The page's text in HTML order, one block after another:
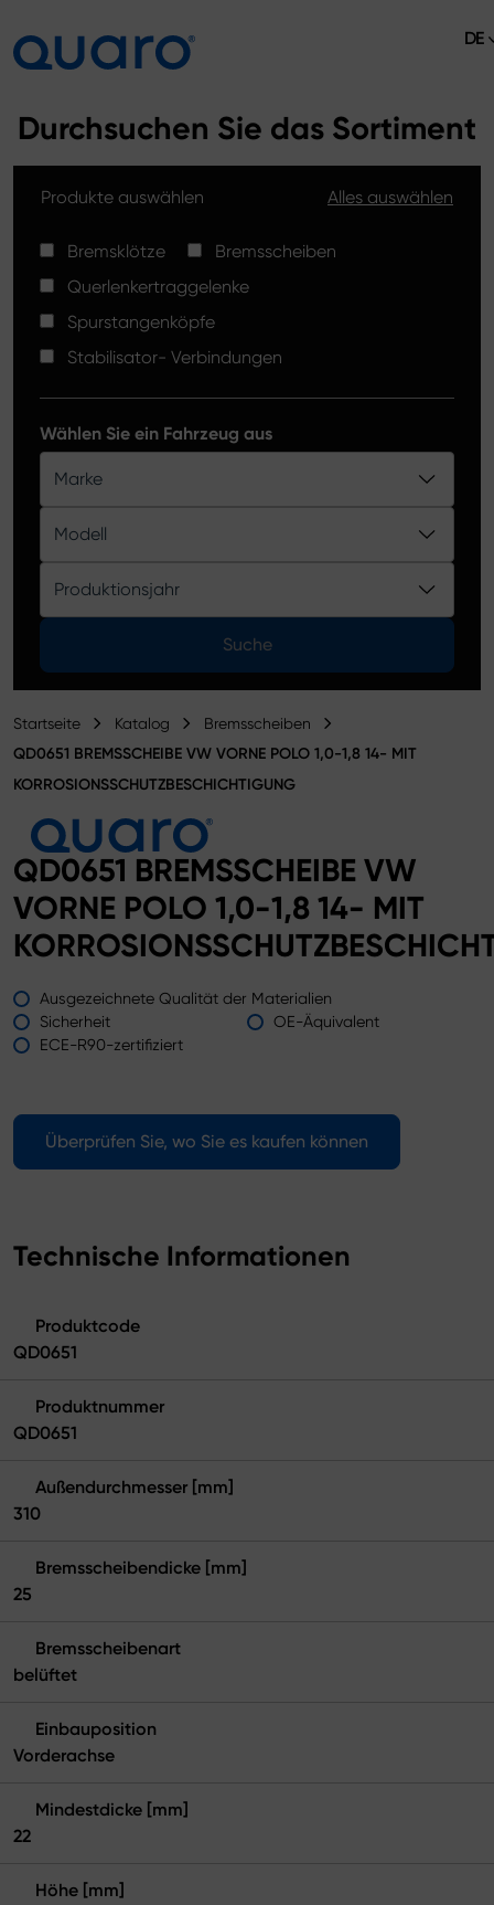
Bremsklötze
Bremsscheiben High Carbon
Spurstangenköpfe
Bremsklötze Silver Ceramic
Produktkatalog
Aktuelles
Verkaufsstellen
Kontakt
DE
Durchsuchen Sie das Sortiment
Produkte auswählen Alles auswählen
Bremsklötze
Bremsscheiben
Querlenkertraggelenke
Spurstangenköpfe
Stabilisator- Verbindungen
Wählen Sie ein Fahrzeug aus
Marke
Modell
Produktionsjahr
Suche
Startseite Katalog Bremsscheiben
QD0651 BREMSSCHEIBE VW VORNE POLO 1,0-1,8 14- MIT
KORROSIONSSCHUTZBESCHICHTIGUNG
QD0651 BREMSSCHEIBE VW
VORNE POLO 1,0-1,8 14- MIT
Ausgezeichnete Qualität der Materialien
Sicherheit
OE-Äquivalent
ECE-R90-zertifiziert
Überprüfen Sie, wo Sie es kaufen können
Technische Informationen
Produktcode
QD0651
Produktnummer
QD0651
Außendurchmesser [mm]
310
Bremsscheibendicke [mm]
25
Bremsscheibenart
belüftet
Einbauposition
Vorderachse
Mindestdicke [mm]
22
Höhe [mm]